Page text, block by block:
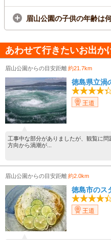
眉山公園の子供の年齢は
あわせて行きたいお出か
眉山公園からの目安距離約21.7km
徳島県立渦
王道
工事中な部分がありましたが、観覧に
方向から渦潮が...
眉山公園からの目安距離約2.0km
徳島市のス
王道